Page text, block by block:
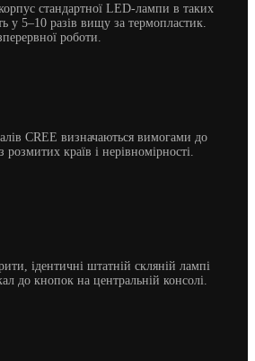
стандартної LED-лампи в таких
у 5–10 разів вищу за термопластик.
роботи.
CREE визначаються вимогами до
країв і нерівномірності.
ідентичні штатній скляній лампі
до кнопок на центральній консолі.